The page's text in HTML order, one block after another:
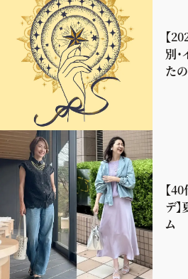
【
別
た
【
デ
ム